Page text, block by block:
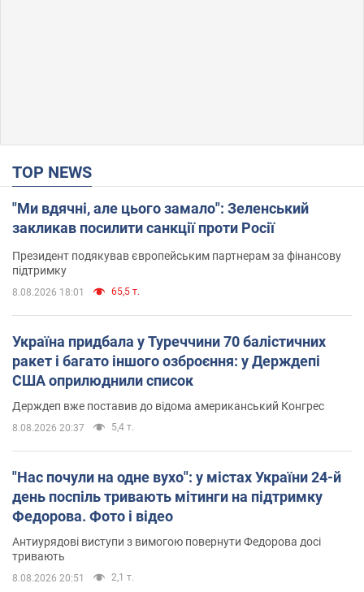
TOP NEWS
"Ми вдячні, але цього замало": Зеленський
закликав посилити санкції проти Росії
Президент подякував європейським партнерам за фінансову
підтримку
8.08.2026 18:01 65,5 т.
Україна придбала у Туреччини 70 балістичних
ракет і багато іншого озброєння: у Держдепі
США оприлюднили список
Держдеп вже поставив до відома американський Конгрес
8.08.2026 20:37 5,4 т.
"Нас почули на одне вухо": у містах України 24-й
день поспіль тривають мітинги на підтримку
Федорова. Фото і відео
Антиурядові виступи з вимогою повернути Федорова досі
тривають
8.08.2026 20:51 2,1 т.